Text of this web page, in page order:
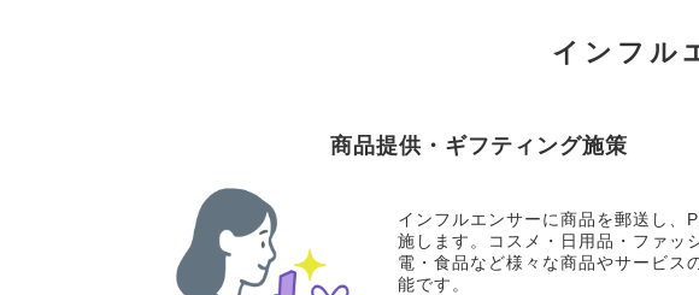
インフル
商品提供・ギフティング施策
インフルエンサーに商品を郵送し、
施します。コスメ・日用品・ファッ
電・食品など様々な商品やサービス
能です。